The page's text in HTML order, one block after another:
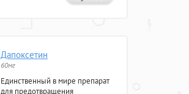
Дапоксетин
60мг
Единственный в мире препарат
для предотвращения